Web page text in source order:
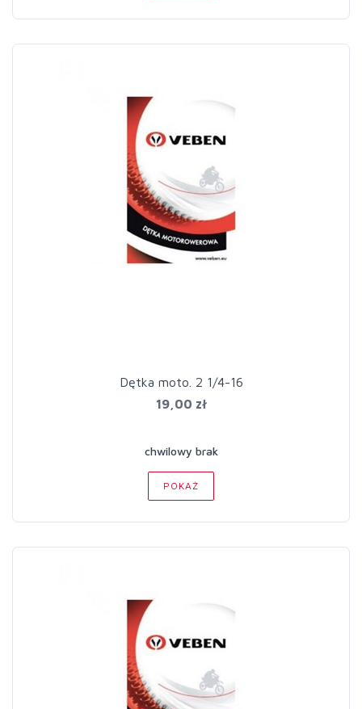
Dętka moto. 2 1/4-16
19,00 zł
chwilowy brak
POKAŻ